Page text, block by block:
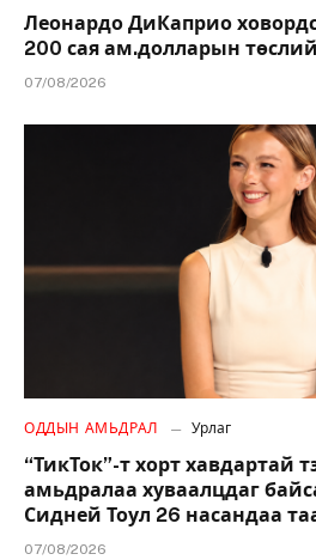
Леонардо ДиКаприо
200 сая ам.долларын
07/08/2026
ОДДЫН АМЬДРАЛ Урлаг
“ТикТок”-т хорт хавдартай
амьдралаа хуваалцдаг
Сидней Тоул 26 насандаа
07/08/2026